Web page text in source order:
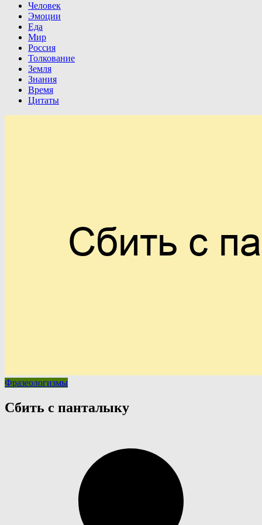
Человек
Эмоции
Еда
Мир
Россия
Толкование
Земля
Знания
Время
Цитаты
Фразеологизмы
Сбить с панталыку